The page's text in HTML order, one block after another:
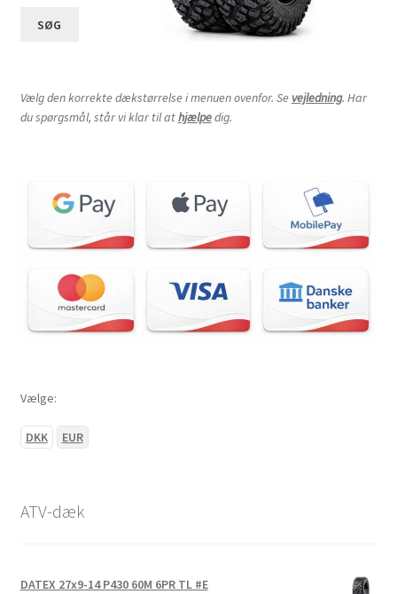
SØG
Vælg den korrekte dækstørrelse i menuen ovenfor. Se vejledning. Har
du spørgsmål, står vi klar til athjælpedig.
Vælge:
DKK EUR
ATV-dæk
DATEX 27x9-14 P430 60M 6PR TL #E